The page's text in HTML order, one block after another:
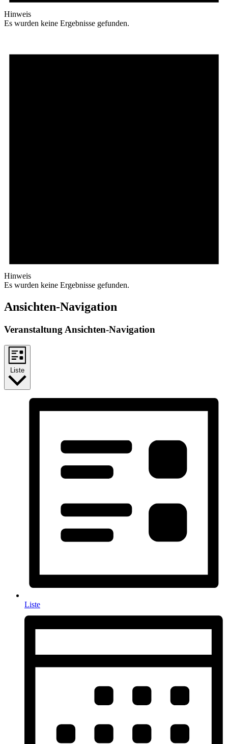
Hinweis
Es wurden keine Ergebnisse gefunden.
Hinweis
Es wurden keine Ergebnisse gefunden.
Ansichten-Navigation
Veranstaltung Ansichten-Navigation
Liste
Liste